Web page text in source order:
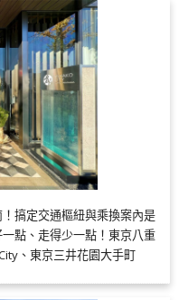
搞定交通樞紐與乘換案內是
點、走得少一點！東京八重
、東京三井花園大手町